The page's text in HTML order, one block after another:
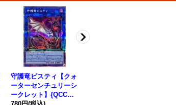
守護竜ピスティ【クォ
ーターセンチュリーシ
ークレット】{QCCP-J